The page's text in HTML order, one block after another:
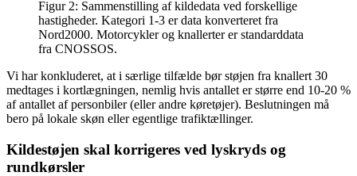
Figur 2: Sammenstilling af kildedata ved forskellige
hastigheder. Kategori 1-3 er data konverteret fra
Nord2000. Motorcykler og knallerter er standarddata
fra CNOSSOS.
Vi har konkluderet, at i særlige tilfælde bør støjen fra knallert 30
medtages i kortlægningen, nemlig hvis antallet er større end 10-20 %
af antallet af personbiler (eller andre køretøjer). Beslutningen må
bero på lokale skøn eller egentlige trafiktællinger.
Kildestøjen skal korrigeres ved lyskryds og
rundkørsler